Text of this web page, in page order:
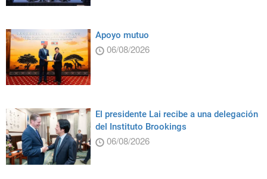
Apoyo mutuo
06/08/2026
El presidente Lai recibe a una delegación
del Instituto Brookings
06/08/2026